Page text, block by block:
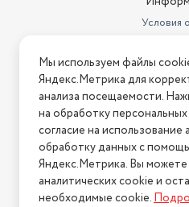
Условия
Условия
Нашли ошибку на
2026 © Интернет-магазин
Политика
Мы используем файлы
Яндекс.Метрика для
анализа посещаемости.
на обработку
согласие на использование
обработку данных с
Яндекс.Метрика. Вы можете
аналитических cookie и
необходимые cookie.